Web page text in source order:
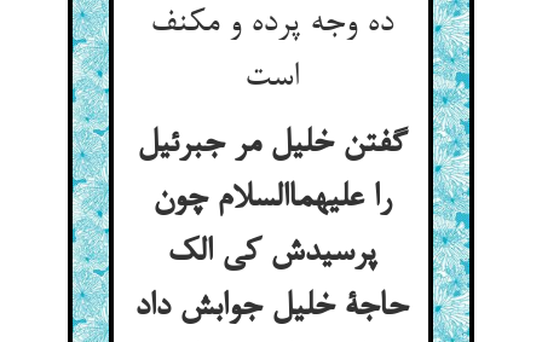
ده وجه پرده و مکنف
است
گفتن خلیل مر جبرئیل
را علیهماالسلام چون
پرسیدش کی الک
حاجة خلیل جوابش داد